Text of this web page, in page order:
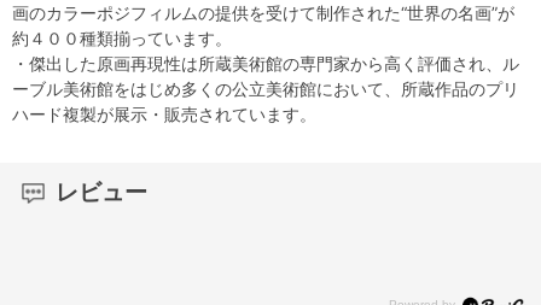
画のカラーポジフィルムの提供を受けて制作された“世界の名画”が
約４００種類揃っています。
・傑出した原画再現性は所蔵美術館の専門家から高く評価され、ル
ーブル美術館をはじめ多くの公立美術館において、所蔵作品のプリ
ハード複製が展示・販売されています。
レビュー